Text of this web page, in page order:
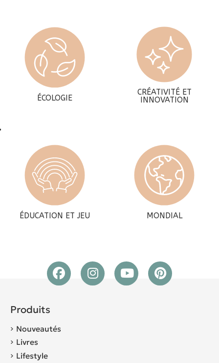
ÉCOLOGIE
CRÉATIVITÉ ET
INNOVATION
ÉDUCATION ET JEU MONDIAL
Produits
Nouveautés
Livres
Lifestyle